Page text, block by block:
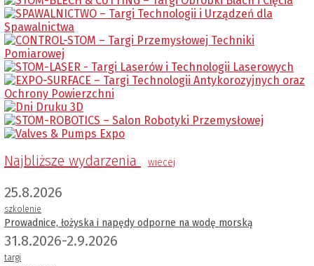
Najbliższe wydarzenia wiecej
25.8.2026
szkolenie
Prowadnice, łożyska i napędy odporne na wodę morską
31.8.2026-2.9.2026
targi